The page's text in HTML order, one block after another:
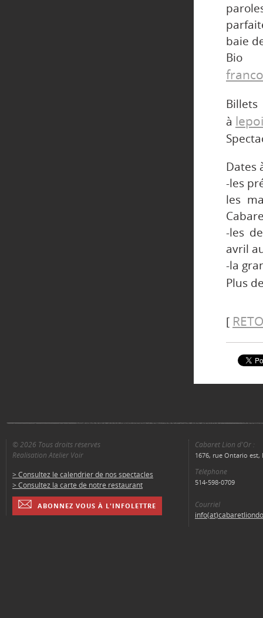
baie
Bio
à
Dates
-les
les
-les
avril
-la
Plus
[
© 2026 Tous droits réservés
Réalisation Atelier Voir
> Consultez le calendrier de nos spectacles
> Consultez la carte de notre restaurant
ABONNEZ VOUS À L'INFOLETTRE
Cabaret Lion d'Or :
1676, rue Ontario est,
Téléphone
514-598-0709
Courriel